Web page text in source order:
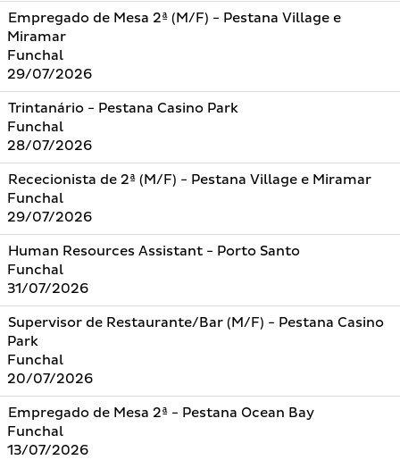
Empregado de Mesa 2ª (M/F) - Pestana Village e
Miramar
Funchal
29/07/2026
Trintanário - Pestana Casino Park
Funchal
28/07/2026
Rececionista de 2ª (M/F) - Pestana Village e Miramar
Funchal
29/07/2026
Human Resources Assistant - Porto Santo
Funchal
31/07/2026
Supervisor de Restaurante/Bar (M/F) - Pestana Casino
Park
Funchal
20/07/2026
Empregado de Mesa 2ª - Pestana Ocean Bay
Funchal
13/07/2026